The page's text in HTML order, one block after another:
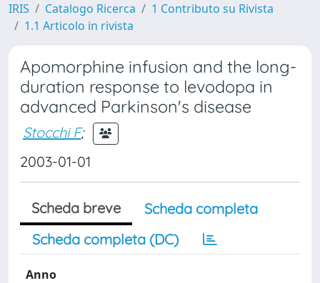
IRIS Catalogo Ricerca
1 Contributo su Rivista
1.1 Articolo in rivista
Apomorphine infusion and the long-
duration response to levodopa in
advanced Parkinson's disease
Stocchi F;
2003-01-01
Scheda breve
Scheda completa
Scheda completa (DC)
Anno